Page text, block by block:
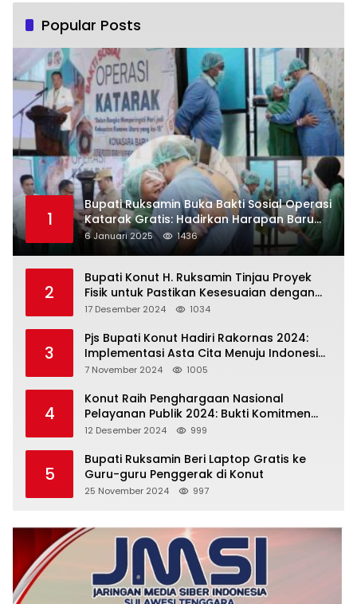
Popular Posts
1
Bupati Ruksamin Buka Bakti Sosial Operasi
Katarak Gratis: Hadirkan Harapan Baru
bagi Masyarakat Konut
6 Januari 2025 1436
2
Bupati Konut H. Ruksamin Tinjau Proyek
Fisik untuk Pastikan Kesesuaian dengan
Perencanaan
17 Desember 2024 1034
3
Pjs Bupati Konut Hadiri Rakornas 2024:
Implementasi Asta Cita Menuju Indonesia
Emas
7 November 2024 1005
4
Konut Raih Penghargaan Nasional
Pelayanan Publik 2024: Bukti Komitmen
Menuju Pelayanan Prima
12 Desember 2024 999
5
Bupati Ruksamin Beri Laptop Gratis ke
Guru-guru Penggerak di Konut
25 November 2024 997